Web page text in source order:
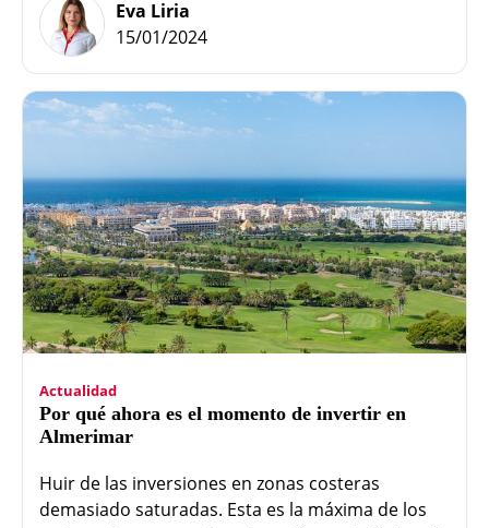
Eva Liria
15/01/2024
Actualidad
Por qué ahora es el momento de invertir en
Almerimar
Huir de las inversiones en zonas costeras
demasiado saturadas. Esta es la máxima de los